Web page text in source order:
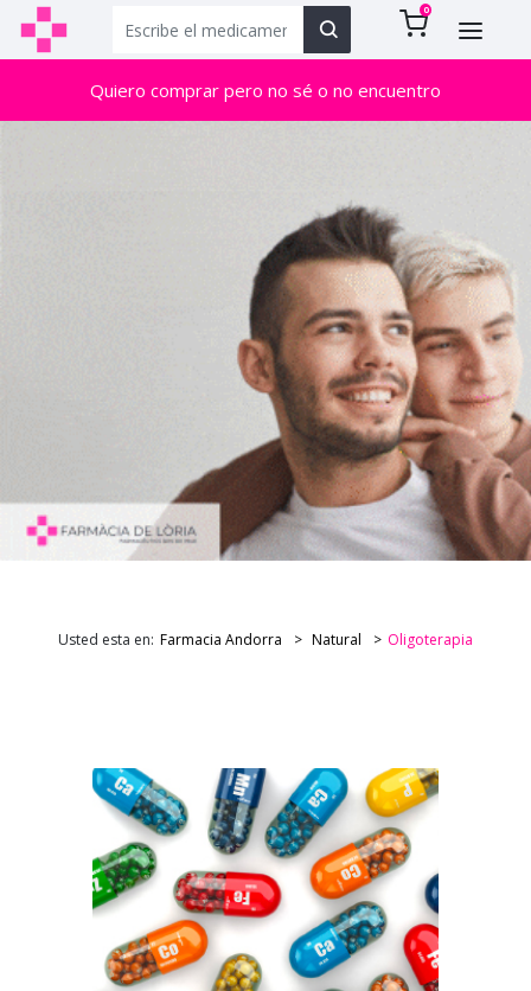
0
Quiero comprar pero no sé o no encuentro
Usted esta en: Farmacia Andorra Natural Oligoterapia